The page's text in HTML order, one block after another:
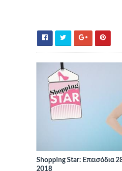
Shopping Star: Επεισόδια
2018